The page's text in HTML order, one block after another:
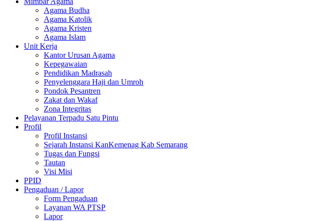
Agama Budha
Agama Katolik
Agama Kristen
Agama Islam
Unit Kerja
Kantor Urusan Agama
Kepegawaian
Pendidikan Madrasah
Penyelenggara Haji dan Umroh
Pondok Pesantren
Zakat dan Wakaf
Zona Integritas
Pelayanan Terpadu Satu Pintu
Profil
Profil Instansi
Sejarah Instansi KanKemenag Kab Semarang
Tugas dan Fungsi
Tautan
Visi Misi
PPID
Pengaduan / Lapor
Form Pengaduan
Layanan WA PTSP
Lapor